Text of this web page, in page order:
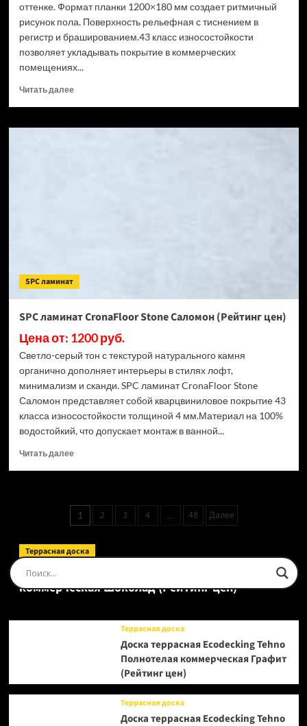
оттенке. Формат планки 1200×180 мм создает ритмичный
рисунок пола. Поверхность рельефная с тиснением в
регистр и брашированием.43 класс износостойкости
позволяет укладывать покрытие в коммерческих
помещениях...
Читать далееПрочитать
SPC
SPC ламинат
SPC ламинат CronaFloor Stone Саломон (Рейтинг цен)
Цена от: 1200 руб.
Светло-серый тон с текстурой натурального камня
органично дополняет интерьеры в стилях лофт,
минимализм и сканди. SPC ламинат CronaFloor Stone
Саломон представляет собой кварцвиниловое покрытие 43
класса износостойкости толщиной 4 мм.Материал на 100%
водостойкий, что допускает монтаж в ванной...
Читать далееПрочитать
ламинат
CronaFloor
Саломон
(Рейтинг
Пагинация
записей
1 2 3 4 … 48 Далее
Террасная доска
Доска террасная Ecodecking Tehno Полнотелая
коммерческая Шоколад (Рейтинг цен)
Террасная доска
Доска террасная Ecodecking Tehno
Полнотелая коммерческая Графит
(Рейтинг цен)
Террасная доска
Доска террасная Ecodecking Tehno